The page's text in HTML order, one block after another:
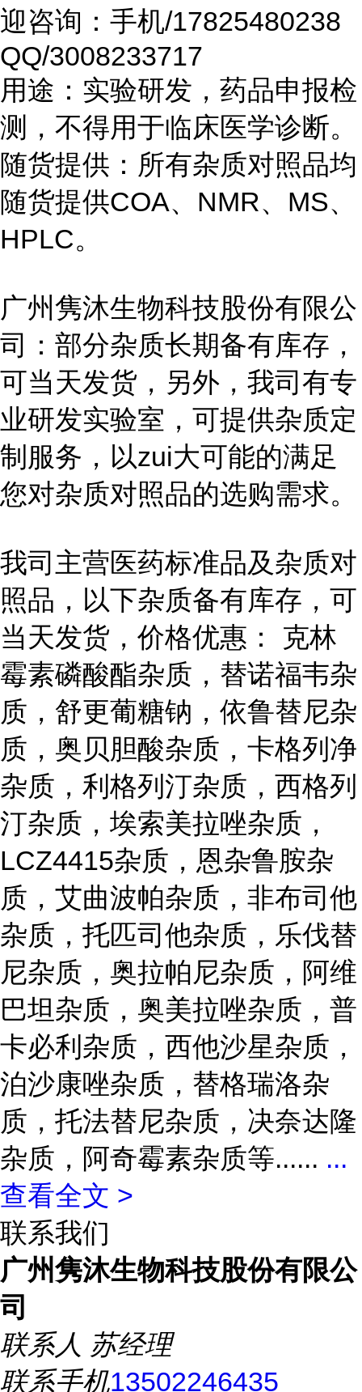
迎咨询：手机/17825480238
QQ/3008233717
用途：实验研发，药品申报检
测，不得用于临床医学诊断。
随货提供：所有杂质对照品均
随货提供COA、NMR、MS、
HPLC。
广州隽沐生物科技股份有限公
司：部分杂质长期备有库存，
可当天发货，另外，我司有专
业研发实验室，可提供杂质定
制服务，以zui大可能的满足
您对杂质对照品的选购需求。
我司主营医药标准品及杂质对
照品，以下杂质备有库存，可
当天发货，价格优惠： 克林
霉素磷酸酯杂质，替诺福韦杂
质，舒更葡糖钠，依鲁替尼杂
质，奥贝胆酸杂质，卡格列净
杂质，利格列汀杂质，西格列
汀杂质，埃索美拉唑杂质，
LCZ4415杂质，恩杂鲁胺杂
质，艾曲波帕杂质，非布司他
杂质，托匹司他杂质，乐伐替
尼杂质，奥拉帕尼杂质，阿维
巴坦杂质，奥美拉唑杂质，普
卡必利杂质，西他沙星杂质，
泊沙康唑杂质，替格瑞洛杂
质，托法替尼杂质，决奈达隆
杂质，阿奇霉素杂质等...... ...
查看全文 >
联系我们
广州隽沐生物科技股份有限公
司
联系人 苏经理
联系手机13502246435